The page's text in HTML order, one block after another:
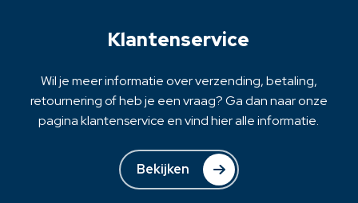
productpagina
Klantenservice
Wil je meer informatie over verzending, betaling,
retournering of heb je een vraag? Ga dan naar onze
pagina klantenservice en vind hier alle informatie.
Bekijken